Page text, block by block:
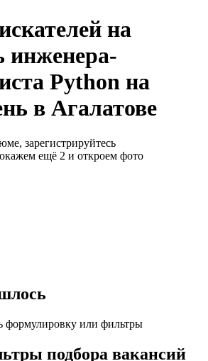
на
инженера-
Python на
в Агалатове
зарегистрируйтесь
ещё 2 и откроем фото
формулировку или фильтры
подбора вакансий